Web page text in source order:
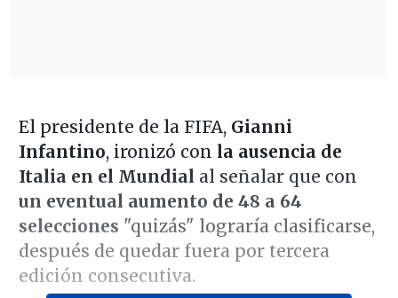
El presidente de la FIFA, Gianni
Infantino, ironizó con la ausencia de
Italia en el Mundial al señalar que con
un eventual aumento de 48 a 64
selecciones "quizás" lograría clasificarse,
después de quedar fuera por tercera
edición consecutiva.